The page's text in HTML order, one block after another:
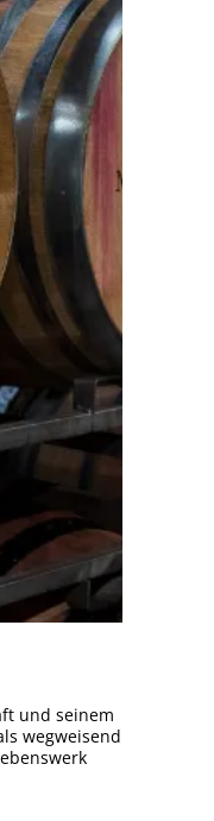
und seinem
wegweisend